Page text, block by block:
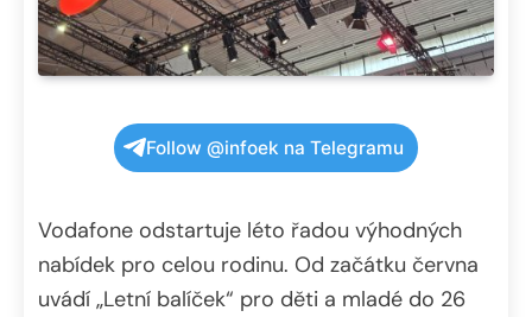
Follow @infoek na Telegramu
Vodafone odstartuje léto řadou výhodných
nabídek pro celou rodinu. Od začátku června
uvádí „Letní balíček“ pro děti a mladé do 26